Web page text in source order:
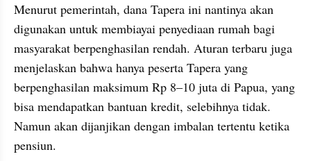
Menurut pemerintah, dana Tapera ini nantinya akan
digunakan untuk membiayai penyediaan rumah bagi
masyarakat berpenghasilan rendah. Aturan terbaru juga
menjelaskan bahwa hanya peserta Tapera yang
berpenghasilan maksimum Rp 8–10 juta di Papua, yang
bisa mendapatkan bantuan kredit, selebihnya tidak.
Namun akan dijanjikan dengan imbalan tertentu ketika
pensiun.